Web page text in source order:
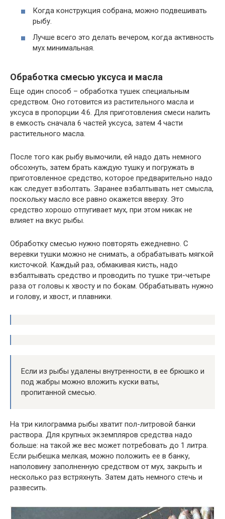
Когда конструкция собрана, можно подвешивать
рыбу.
Лучше всего это делать вечером, когда активность
мух минимальная.
Обработка смесью уксуса и масла
Еще один способ – обработка тушек специальным
средством. Оно готовится из растительного масла и
уксуса в пропорции 4:6. Для приготовления смеси налить
в емкость сначала 6 частей уксуса, затем 4 части
растительного масла.
После того как рыбу вымочили, ей надо дать немного
обсохнуть, затем брать каждую тушку и погружать в
приготовленное средство, которое предварительно надо
как следует взболтать. Заранее взбалтывать нет смысла,
поскольку масло все равно окажется вверху. Это
средство хорошо отпугивает мух, при этом никак не
влияет на вкус рыбы.
Обработку смесью нужно повторять ежедневно. С
веревки тушки можно не снимать, а обрабатывать мягкой
кисточкой. Каждый раз, обмакивая кисть, надо
взбалтывать средство и проводить по тушке три-четыре
раза от головы к хвосту и по бокам. Обрабатывать нужно
и голову, и хвост, и плавники.
Если из рыбы удалены внутренности, в ее брюшко и
под жабры можно вложить куски ваты,
пропитанной смесью.
На три килограмма рыбы хватит пол-литровой банки
раствора. Для крупных экземпляров средства надо
больше: на такой же вес может потребовать до 1 литра.
Если рыбешка мелкая, можно положить ее в банку,
наполовину заполненную средством от мух, закрыть и
несколько раз встряхнуть. Затем дать немного стечь и
развесить.